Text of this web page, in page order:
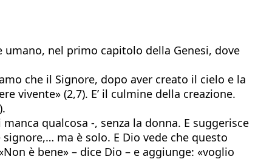
nel primo capitolo della Genesi, dove
che il Signore, dopo aver creato il cielo e la
vivente» (2,7). E’ il culmine della creazione.
qualcosa -, senza la donna. E suggerisce
ma è solo. E Dio vede che questo
è bene» – dice Dio – e aggiunge: «voglio